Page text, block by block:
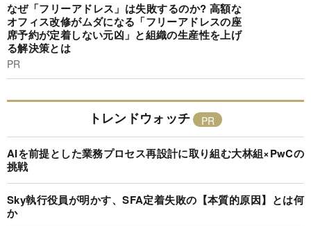
なぜ「フリーアドレス」は失敗するのか? 高額な
オフィス改修がムダになる「フリーアドレスの座
席予約が定着しない元凶」と組織の生産性を上げ
る解決策とは
PR
トレンドウォッチ
AIを前提とした業務プロセス再設計に取り組む大林組×PwCの
挑戦
Sky執行役員が明かす、SFA定着失敗の【本質的原因】とは何
か